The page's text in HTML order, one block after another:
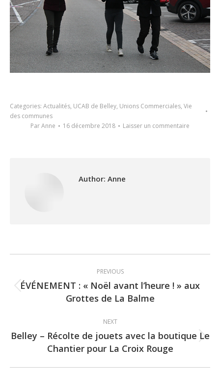
Categories: Actualités, UCAB de Belley, Unions Commerciales, Vie
des communes
ParAnne 16 décembre 2018 Laisser un commentaire
Author: Anne
navigation
PREVIOUS
Previous
post:
ÉVÉNEMENT : « Noël avant l’heure ! » aux
Grottes de La Balme
NEXT
Next
post:
Belley – Récolte de jouets avec la boutique Le
Chantier pour La Croix Rouge